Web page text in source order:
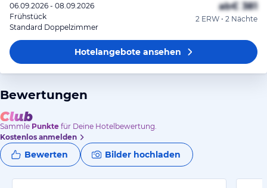
06.09.2026 - 08.09.2026
Frühstück
Standard Doppelzimmer
ab€ 381
2 ERW • 2 Nächte
Hotelangeboteansehen
Bewertungen
Sammle Punkte für Deine Hotelbewertung.
Kostenlos anmelden
Bewerten Bilder hochladen